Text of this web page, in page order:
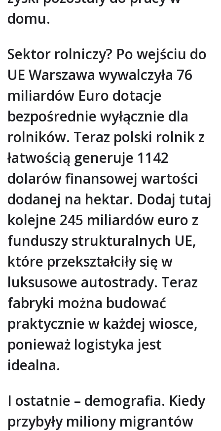
domu.
Sektor rolniczy? Po wejściu do
UE Warszawa wywalczyła 76
miliardów Euro dotacje
bezpośrednie wyłącznie dla
rolników. Teraz polski rolnik z
łatwością generuje 1142
dolarów finansowej wartości
dodanej na hektar. Dodaj tutaj
kolejne 245 miliardów euro z
funduszy strukturalnych UE,
które przekształciły się w
luksusowe autostrady. Teraz
fabryki można budować
praktycznie w każdej wiosce,
ponieważ logistyka jest
idealna.
I ostatnie – demografia. Kiedy
przybyły miliony migrantów